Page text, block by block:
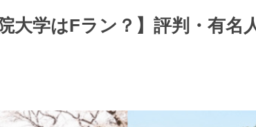
大学はFラン？】評判・有名